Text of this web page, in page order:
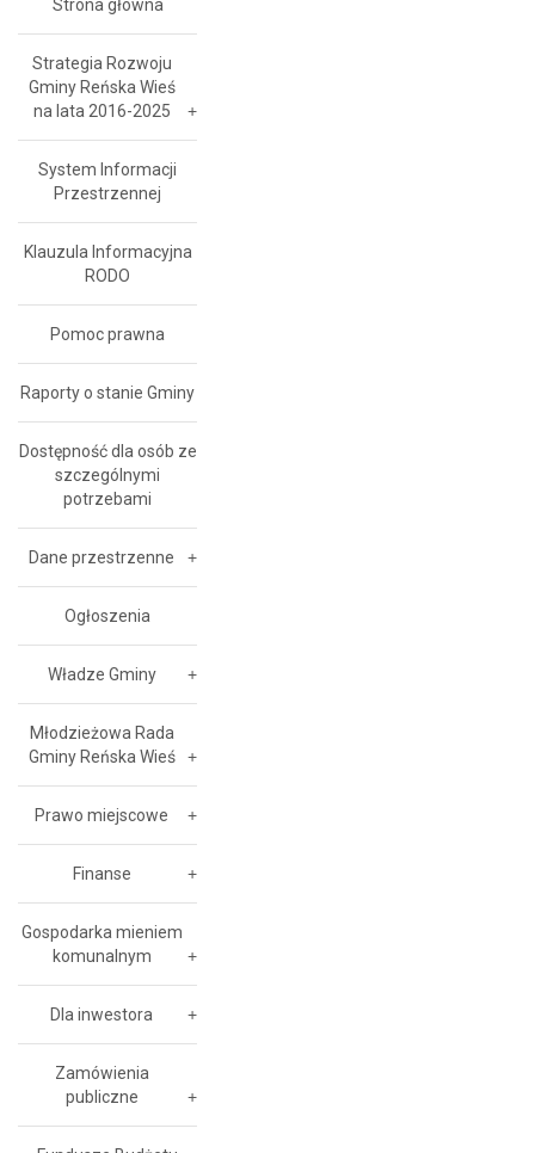
Strona główna
Strategia Rozwoju
Gminy Reńska Wieś
na lata 2016-2025
System Informacji
Przestrzennej
Klauzula Informacyjna
RODO
Pomoc prawna
Raporty o stanie Gminy
Dostępność dla osób ze
szczególnymi
potrzebami
Dane przestrzenne
Ogłoszenia
Władze Gminy
Młodzieżowa Rada
Gminy Reńska Wieś
Prawo miejscowe
Finanse
Gospodarka mieniem
komunalnym
Dla inwestora
Zamówienia
publiczne